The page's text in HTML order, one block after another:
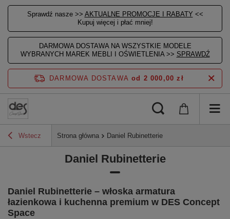
Sprawdź nasze >> AKTUALNE PROMOCJE I RABATY <<
Kupuj więcej i płać mniej!
DARMOWA DOSTAWA NA WSZYSTKIE MODELE
WYBRANYCH MAREK MEBLI I OŚWIETLENIA >> SPRAWDŹ
DARMOWA DOSTAWA od 2 000,00 zł
Wstecz Strona główna Daniel Rubinetterie
Daniel Rubinetterie
Daniel Rubinetterie – włoska armatura
łazienkowa i kuchenna premium w DES Concept
Space